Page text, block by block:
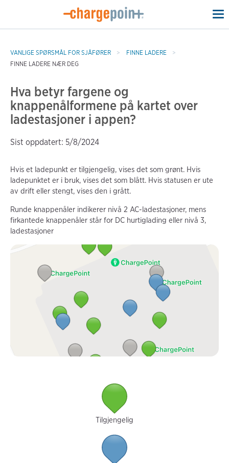
VANLIGE SPØRSMÅL FOR SJÅFØRER
FINNE LADERE
FINNE LADERE NÆR DEG
Hva betyr fargene og
knappenålformene på kartet over
ladestasjoner i appen?
Sist oppdatert: 5/8/2024
Hvis et ladepunkt er tilgjengelig, vises det som grønt. Hvis
ladepunktet er i bruk, vises det som blått. Hvis statusen er ute
av drift eller stengt, vises den i grått.
Runde knappenåler indikerer nivå 2 AC-ladestasjoner, mens
firkantede knappenåler står for DC hurtiglading eller nivå 3,
ladestasjoner
Tilgjengelig